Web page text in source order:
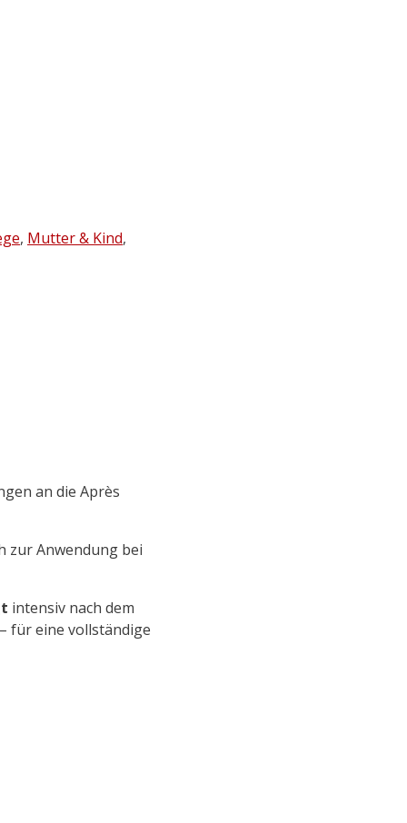
, Mutter & Kind,
an die Après
zur Anwendung bei
intensiv nach dem
für eine vollständige